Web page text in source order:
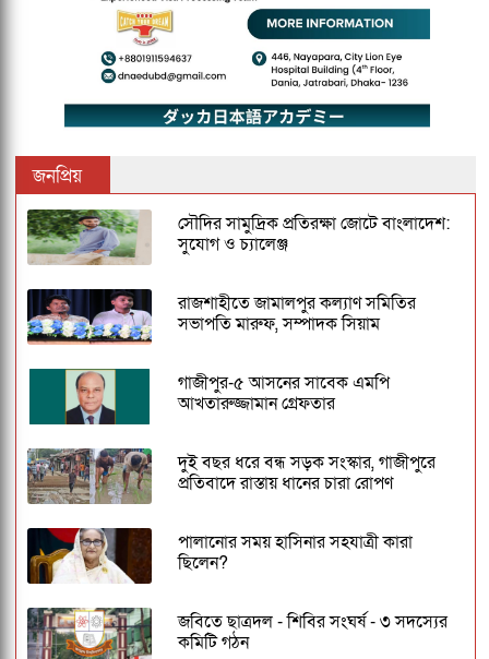
জনপ্রিয়
সৌদির সামুদ্রিক প্রতিরক্ষা জোটে বাংলাদেশ:
সুযোগ ও চ্যালেঞ্জ
রাজশাহীতে জামালপুর কল্যাণ সমিতির
সভাপতি মারুফ, সম্পাদক সিয়াম
গাজীপুর-৫ আসনের সাবেক এমপি
আখতারুজ্জামান গ্রেফতার
দুই বছর ধরে বন্ধ সড়ক সংস্কার, গাজীপুরে
প্রতিবাদে রাস্তায় ধানের চারা রোপণ
পালানোর সময় হাসিনার সহযাত্রী কারা
ছিলেন?
জবিতে ছাত্রদল - শিবির সংঘর্ষ - ৩ সদস্যের
কমিটি গঠন